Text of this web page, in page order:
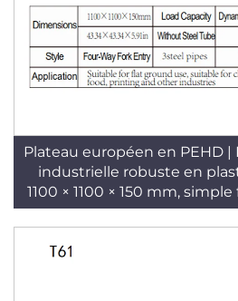
Plateau européen en PEHD
industrielle robuste en
1100 × 1100 × 150 mm,
référence